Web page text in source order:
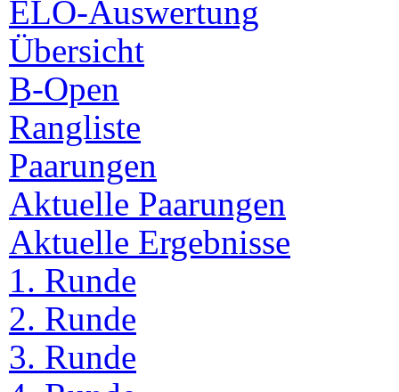
ELO-Auswertung
Übersicht
B-Open
Rangliste
Paarungen
Aktuelle Paarungen
Aktuelle Ergebnisse
1. Runde
2. Runde
3. Runde